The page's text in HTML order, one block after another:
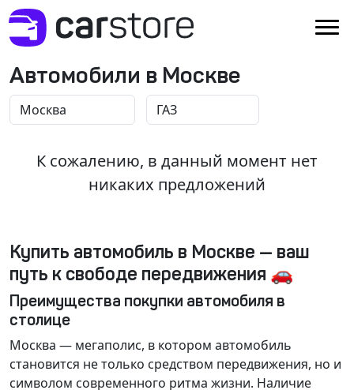
Автомобили в Москве
К сожалению, в данный момент нет
никаких предложений
Купить автомобиль в Москве — ваш
путь к свободе передвижения 🚗
Преимущества покупки автомобиля в
столице
Москва — мегаполис, в котором автомобиль
становится не только средством передвижения, но и
символом современного ритма жизни. Наличие